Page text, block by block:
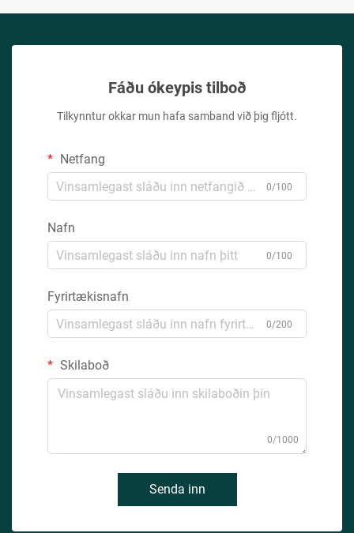
Fáðu ókeypis tilboð
Tilkynntur okkar mun hafa samband við þig fljótt.
Netfang
0/100
Nafn
0/100
Fyrirtækisnafn
0/200
Skilaboð
0/1000
Senda inn